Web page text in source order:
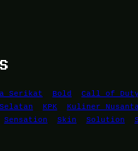
Serikat Bold Call of Duty
KPK Kuliner
Sensation Skin Solution